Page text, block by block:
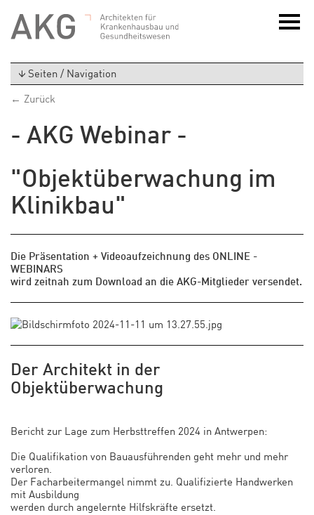
Seiten / Navigation
← Zurück
- AKG Webinar -
"Objektüberwachung im
Klinikbau"
Die Präsentation + Videoaufzeichnung des ONLINE -
WEBINARS
wird zeitnah zum Download an die AKG-Mitglieder versendet.
Der Architekt in der
Objektüberwachung
Bericht zur Lage zum Herbsttreffen 2024 in Antwerpen:
Die Qualifikation von Bauausführenden geht mehr und mehr
verloren.
Der Facharbeitermangel nimmt zu. Qualifizierte Handwerken
mit Ausbildung
werden durch angelernte Hilfskräfte ersetzt.